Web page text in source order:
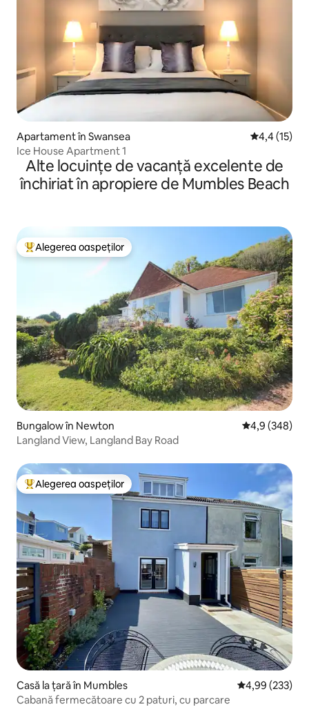
Apartament în Swansea Scor mediu
4,4 (15)
Ice House Apartment 1
Alte locuințe de vacanță excelente de
închiriat în apropiere de Mumbles Beach
Locuință din topul categoriei Alegerea oaspeților
Alegerea oaspeților
Bungalow în Newton Scor mediu
4,9 (348)
Langland View, Langland Bay Road
Locuință din topul categoriei Alegerea oaspeților
Alegerea oaspeților
Casă la țară în Mumbles Scor mediu de
4,99 (233)
Cabană fermecătoare cu 2 paturi, cu parcare